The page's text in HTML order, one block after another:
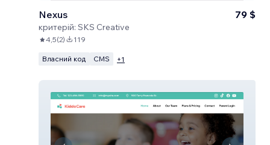
Nexus
критерій: SKS Creative
79 $
4,5(2) 119
Власний код CMS +1